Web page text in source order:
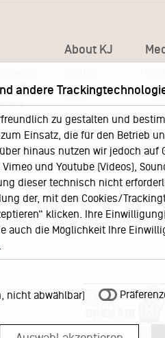
About KJ
KJ60
Team
Keychange
Jobs
andere
zu gestalten und
Einsatz, die für den Betrieb
hinaus nutzen wir jedoch
und Youtube (Videos),
dieser technisch nicht
der, mit den Cookies/
klicken. Ihre
auch die Möglichkeit Ihre
nicht abwählbar)